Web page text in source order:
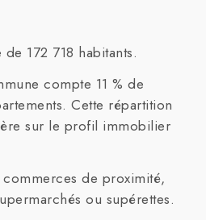
172 718 habitants.
compte 11 % de
Cette répartition
sur le profil immobilier
de proximité,
ou supérettes.